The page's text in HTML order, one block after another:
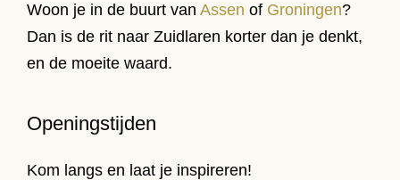
Woon je in de buurt van Assen of Groningen?
Dan is de rit naar Zuidlaren korter dan je denkt,
en de moeite waard.
Openingstijden
Kom langs en laat je inspireren!